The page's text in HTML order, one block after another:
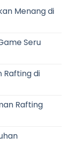
Menang di
Seru
Rafting di
Rafting